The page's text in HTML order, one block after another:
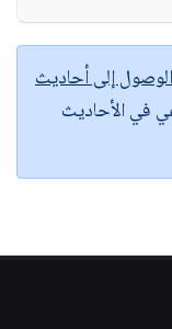
إلى أحاديث
في الأحاديث